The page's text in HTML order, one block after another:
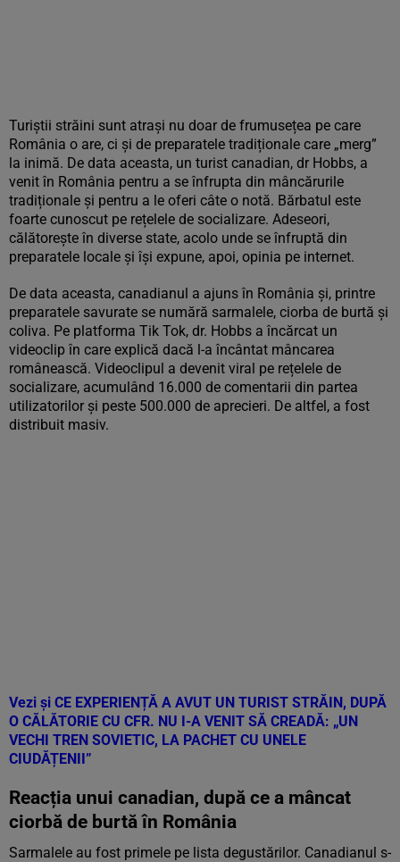
Turiștii străini sunt atrași nu doar de frumusețea pe care
România o are, ci și de preparatele tradiționale care „merg”
la inimă. De data aceasta, un turist canadian, dr Hobbs, a
venit în România pentru a se înfrupta din mâncărurile
tradiționale și pentru a le oferi câte o notă. Bărbatul este
foarte cunoscut pe rețelele de socializare. Adeseori,
călătorește în diverse state, acolo unde se înfruptă din
preparatele locale și își expune, apoi, opinia pe internet.
De data aceasta, canadianul a ajuns în România și, printre
preparatele savurate se numără sarmalele, ciorba de burtă și
coliva. Pe platforma Tik Tok, dr. Hobbs a încărcat un
videoclip în care explică dacă l-a încântat mâncarea
românească. Videoclipul a devenit viral pe rețelele de
socializare, acumulând 16.000 de comentarii din partea
utilizatorilor și peste 500.000 de aprecieri. De altfel, a fost
distribuit masiv.
Vezi și CE EXPERIENȚĂ A AVUT UN TURIST STRĂIN, DUPĂ
O CĂLĂTORIE CU CFR. NU I-A VENIT SĂ CREADĂ: „UN
VECHI TREN SOVIETIC, LA PACHET CU UNELE
CIUDĂȚENII”
Reacția unui canadian, după ce a mâncat
ciorbă de burtă în România
Sarmalele au fost primele pe lista degustărilor. Canadianul s-